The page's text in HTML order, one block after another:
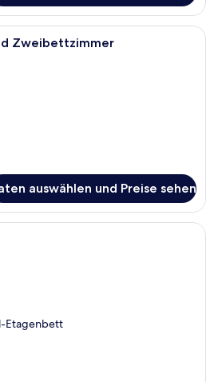
Ein Doppelbett mit weißen
Zweibettzimmer
auswählen und Preise sehen
Ein Zimmer mit einem Bett, einem
Etagenbett